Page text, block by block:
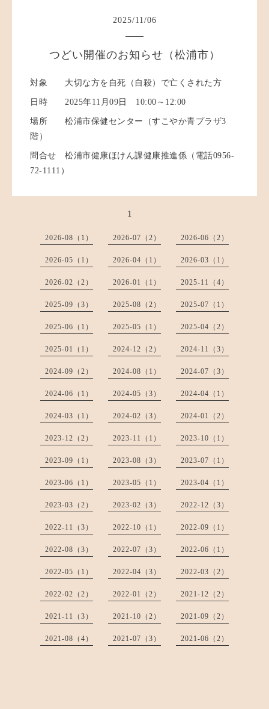
2025/11/06
つどい開催のお知らせ（松浦市）
対象 大切な方を自死（自殺）で亡くされた方
日時 2025年11月09日 10:00～12:00
場所 松浦市保健センター（すこやか青プラザ3
階）
問合せ 松浦市健康ほけん課健康推進係（電話0956-
72-1111）
1
2026-08（1） 2026-07（2） 2026-06（2）
2026-05（1） 2026-04（1） 2026-03（1）
2026-02（2） 2026-01（1） 2025-11（4）
2025-09（3） 2025-08（2） 2025-07（1）
2025-06（1） 2025-05（1） 2025-04（2）
2025-01（1） 2024-12（2） 2024-11（3）
2024-09（2） 2024-08（1） 2024-07（3）
2024-06（1） 2024-05（3） 2024-04（1）
2024-03（1） 2024-02（3） 2024-01（2）
2023-12（2） 2023-11（1） 2023-10（1）
2023-09（1） 2023-08（3） 2023-07（1）
2023-06（1） 2023-05（1） 2023-04（1）
2023-03（2） 2023-02（3） 2022-12（3）
2022-11（3） 2022-10（1） 2022-09（1）
2022-08（3） 2022-07（3） 2022-06（1）
2022-05（1） 2022-04（3） 2022-03（2）
2022-02（2） 2022-01（2） 2021-12（2）
2021-11（3） 2021-10（2） 2021-09（2）
2021-08（4） 2021-07（3） 2021-06（2）